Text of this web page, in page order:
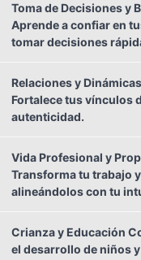
Toma de Decisiones y
Aprende a confiar en
tomar decisiones
Relaciones y
Fortalece tus vínculos
autenticidad.
Vida Profesional y
Transforma tu trabajo
alineándolos con tu
Crianza y Educación
el desarrollo de niños